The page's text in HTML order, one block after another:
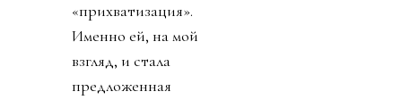
«прихватизация».
Именно ей, на мой
взгляд, и стала
предложенная